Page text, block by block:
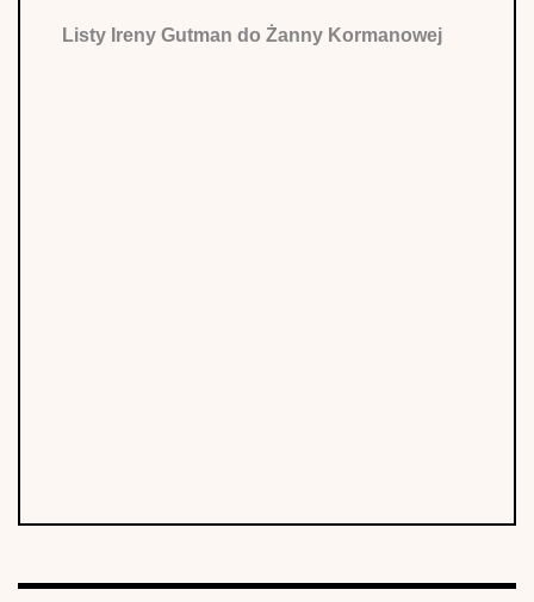
Listy Ireny Gutman do Żanny Kormanowej